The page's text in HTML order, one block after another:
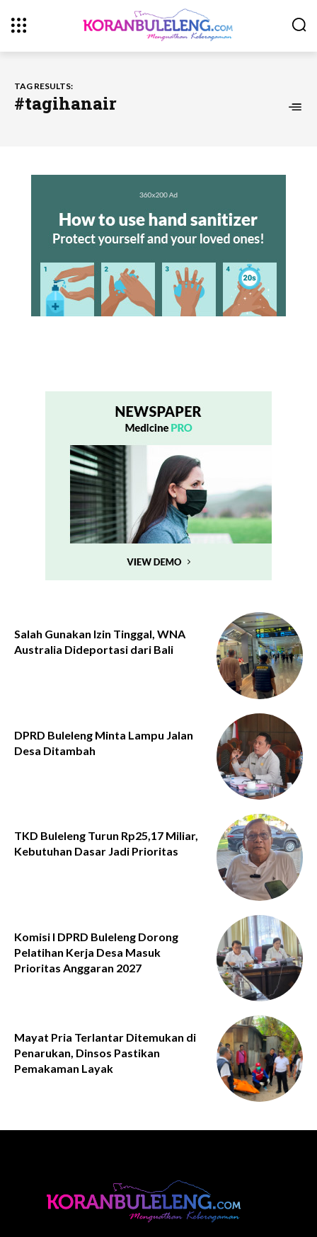
TAG RESULTS:
#tagihanair
Salah Gunakan Izin Tinggal, WNA
Australia Dideportasi dari Bali
DPRD Buleleng Minta Lampu Jalan
Desa Ditambah
TKD Buleleng Turun Rp25,17 Miliar,
Kebutuhan Dasar Jadi Prioritas
Komisi I DPRD Buleleng Dorong
Pelatihan Kerja Desa Masuk
Prioritas Anggaran 2027
Mayat Pria Terlantar Ditemukan di
Penarukan, Dinsos Pastikan
Pemakaman Layak